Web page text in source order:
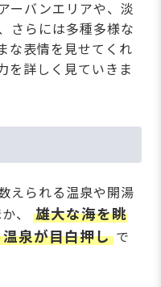
ーバンエリアや、淡
さらには多種多様な
な表情を見せてくれ
を詳しく見ていきま
えられる温泉や開湯
、
雄大な海を眺
泉が目白押し で